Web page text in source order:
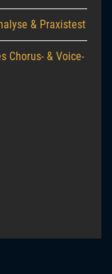
& Praxistest
Chorus- & Voice-